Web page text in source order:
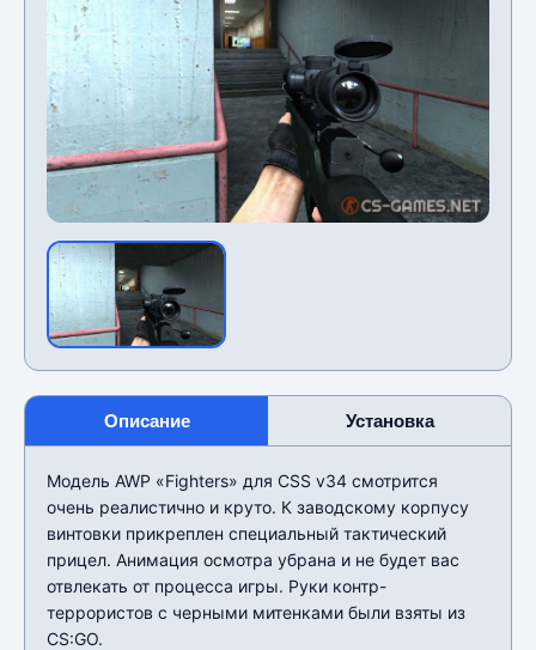
Описание Установка
Модель AWP «Fighters» для CSS v34 смотрится
очень реалистично и круто. К заводскому корпусу
винтовки прикреплен специальный тактический
прицел. Анимация осмотра убрана и не будет вас
отвлекать от процесса игры. Руки контр-
террористов с черными митенками были взяты из
CS:GO.